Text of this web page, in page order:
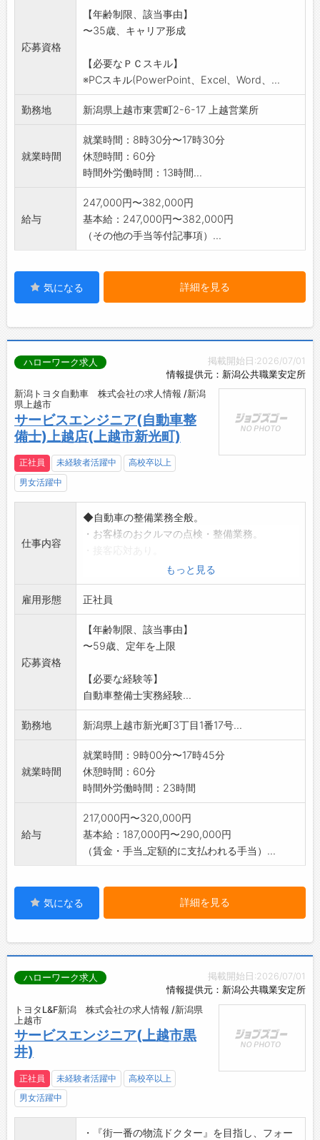
・営業担当の商談に同行して、技術的な側面を
サポート実施
・受注後のプロジェクト管理
【変更範囲:会社の定める業務】
応募資格
【年齢制限、該当事由】
〜35歳、キャリア形成
【必要なＰＣスキル】
※PCスキル(PowerPoint、Excel、Word、...
勤務地 新潟県上越市東雲町2-6-17 上越営業所
就業時間
就業時間：8時30分〜17時30分
休憩時間：60分
時間外労働時間：13時間...
給与
247,000円〜382,000円
基本給：247,000円〜382,000円
（その他の手当等付記事項）...
気になる 詳細を見る
掲載開始日:2026/07/01
情報提供元：新潟公共職業安定所
ハローワーク求人
新潟トヨタ自動車 株式会社の求人情報 /新潟
県上越市
サービスエンジニア(自動車整
備士)上越店(上越市新光町)
正社員 未経験者活躍中
高校卒以上
男女活躍中
仕事内容
◆自動車の整備業務全般。
・お客様のおクルマの点検・整備業務。
・お客様のご自宅まで、おクルマを引き取り・
納車の業務。
*業務上、車を使用する機会:有(社有車有)
※変更範囲:会社の定める業務
もっと見る
雇用形態 正社員
応募資格
【年齢制限、該当事由】
〜59歳、定年を上限
【必要な経験等】
自動車整備士実務経験...
勤務地 新潟県上越市新光町3丁目1番17号...
就業時間
就業時間：9時00分〜17時45分
休憩時間：60分
時間外労働時間：23時間
給与
217,000円〜320,000円
基本給：187,000円〜290,000円
（賃金・手当_定額的に支払われる手当）...
気になる 詳細を見る
掲載開始日:2026/07/01
情報提供元：新潟公共職業安定所
ハローワーク求人
トヨタL&F新潟 株式会社の求人情報 /新潟県
上越市
サービスエンジニア(上越市黒
井)
正社員 未経験者活躍中
高校卒以上
男女活躍中
・『街一番の物流ドクター』を目指し、フォー